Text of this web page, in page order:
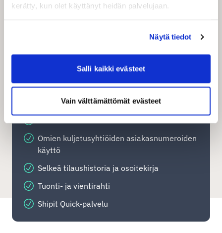
kerätty, kun olet käyttänyt heidän palvelujaan.
Näytä tiedot
Salli kaikki evästeet
Vain välttämättömät evästeet
Rekisteröidy nyt
Kaikki toimitustavat kotimaan- ja
ulkomaankauppaan
Maksu vain tehdyistä lähetyksistä - ei
piilokuluja
Osoitekorttien tulostus ja EDI-lähetykset
Omien kuljetusyhtiöiden asiakasnumeroiden
käyttö
Selkeä tilaushistoria ja osoitekirja
Tuonti- ja vientirahti
Shipit Quick-palvelu